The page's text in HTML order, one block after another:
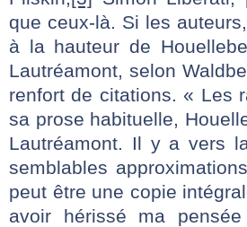
que ceux-là. Si les
à la hauteur de
Lautréamont, selon
renfort de citations. « Les
sa prose habituelle,
Lautréamont. Il y a vers
semblables
peut être une copie
avoir hérissé ma